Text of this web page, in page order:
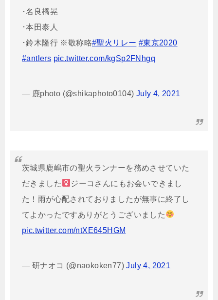
･名良橋晃
･本田泰人
･鈴木隆行 ※敬称略#聖火リレー #東京2020
#antlers pic.twitter.com/kgSp2FNhgq
— 鹿photo (@shikaphoto0104) July 4, 2021
茨城県鹿嶋市の聖火ランナーを務めさせていた
だきました‍
ジーコさんにもお会いできまし
た！雨が心配されておりましたが無事に終了し
てよかったですありがとうございました
pic.twitter.com/ntXE645HGM
— 研ナオコ (@naokoken77)July 4, 2021